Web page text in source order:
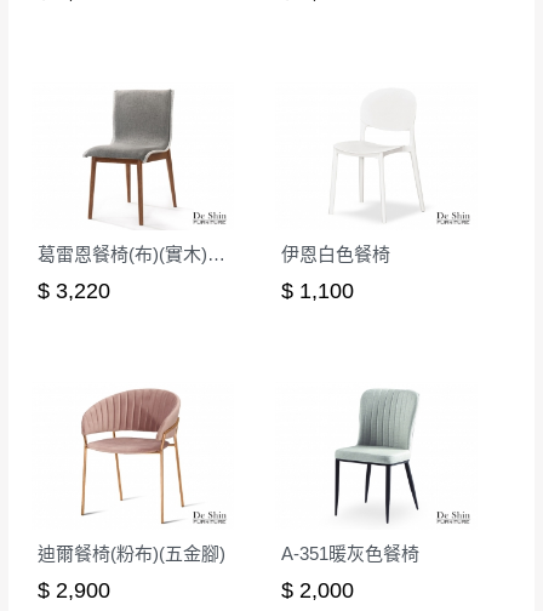
至百貨公司卸貨區為限，恕無法送至指定樓面。
遇百貨周年慶期間，恕暫停百貨公司相關運送 》
無回收家具服務，若需回收家俱可聯絡當地請清潔隊
回收,免付費清運專線：0800-085-717
有商品一年保固之服務。
訂單成立時請儘速於三日內完成付款，
交易恕不
殺價，商品均已最低價格售出
，且在特定時日會給
予折扣，請密切注意。
▪️三日內若未接獲您的匯款或轉帳通知，商品將不
予保留(訂單自動取消)。
葛雷恩餐椅(布)(實木)(MI-964)
$ 3,220
伊恩白色餐椅
$ 1,100
迪爾餐椅(粉布)(五金腳)
$ 2,900
A-351暖灰色餐椅
$ 2,000